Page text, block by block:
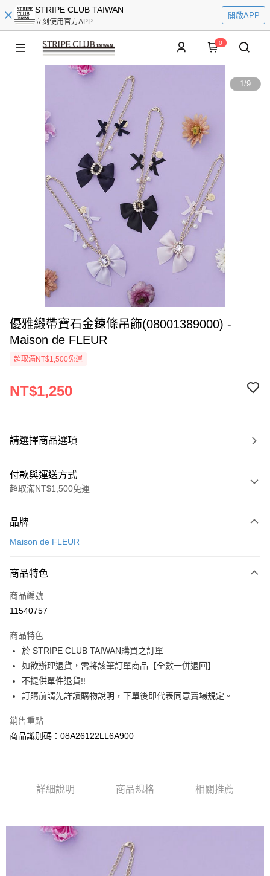
STRIPE CLUB TAIWAN
立刻使用官方APP
開啟APP
0
1/9
優雅緞帶寶石金鍊條吊飾(08001389000) -
Maison de FLEUR
超取滿NT$1,500免運
NT$1,250
請選擇商品選項
付款與運送方式
超取滿NT$1,500免運
信用卡一次付款
3 期 0 利率 每期
合作金庫商業銀行
上海商業儲蓄銀行
臺灣中小企業銀行
匯豐（台灣）商業銀行
華泰商業銀行
聯邦商業銀行
遠東國際商業銀行
元大商業銀行
玉山商業銀行
星展（台灣）商業銀行
台灣樂天信用卡公司
超商取貨付款
LINE Pay
Apple Pay
街口支付
悠遊付
大哥付你分期
相關說明
流程，驗證手機門號後，選擇欲分期的期數、繳款截止日，確認付款後即完
消。如遇「轉專審核」未通過狀況，表示未達大哥付你分期系統評分，恕無
法說明評估內容。
1.分期款項不併入電信帳單，「大哥付你分期」於每月結算日後寄送繳費提
【關於「AFTEE先享後付」】
１．簡單：不需註冊會員、不需綁卡、不需儲值。
２．便利：只要手機號碼，簡訊認證，即可結帳。
３．安心：先確認商品／服務後，再付款。
【「AFTEE先享後付」結帳流程】
運送方式
每筆NT$60，滿NT$1,500(含以上)免運費
品牌
Maison de FLEUR
商品特色
商品編號
11540757
商品特色
於 STRIPE CLUB TAIWAN購買之訂單
如欲辦理退貨，需將該筆訂單商品【全數一併退回】
不提供單件退貨!!
訂購前請先詳讀購物說明，下單後即代表同意賣場規定。
銷售重點
商品識別碼：08A26122LL6A900
詳細說明 商品規格 相關推薦